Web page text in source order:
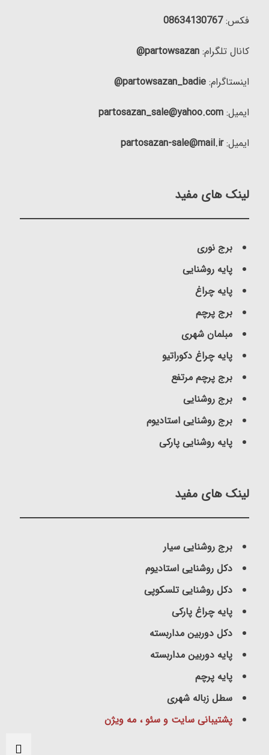
فکس:08634130767
کانال تلگرام:partowsazan@
اینستاگرام:partowsazan_badie@
ایمیل:partosazan_sale@yahoo.com
ایمیل:partosazan-sale@mail.ir
لینک های مفید
برج نوری
پایه روشنایی
پایه چراغ
برج پرچم
مبلمان شهری
پایه چراغ دکوراتیو
برج پرچم مرتفع
برج روشنایی
برج روشنایی استادیوم
پایه روشنایی پارکی
لینک های مفید
برج روشنایی سیار
دکل روشنایی استادیوم
دکل روشنایی تلسکوپی
پایه چراغ پارکی
دکل دوربین مداربسته
پایه دوربین مداربسته
پایه پرچم
سطل زباله شهری
پشتیبانی سایت و سئو ، مه ویژن